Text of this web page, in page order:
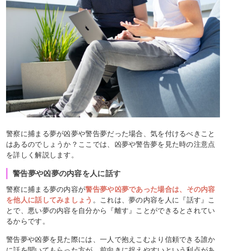
警察に捕まる夢が凶夢や警告夢だった場合、気を付けるべきこと
はあるのでしょうか？ここでは、凶夢や警告夢を見た時の注意点
を詳しく解説します。
警告夢や凶夢の内容を人に話す
警察に捕まる夢の内容が警告夢や凶夢であった場合は、その内容
を他人に話してみましょう 。これは、夢の内容を人に『話す』こ
とで、悪い夢の内容を自分から『離す』ことができるとされてい
るからです。
警告夢や凶夢を見た際には、一人で抱えこむより信頼できる誰か